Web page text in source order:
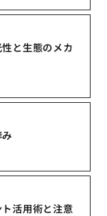
と生態のメカ
活用術と注意